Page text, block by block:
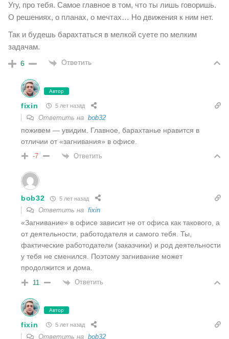
Угу, про тебя. Самое главное в том, что ты лишь говоришь.
О решениях, о планах, о мечтах… Но движения к ним нет.
Так и будешь барахтаться в мелкой суете по мелким
задачам.
6 Ответить
Автор
fixin 5 лет назад
Ответить на bob32
поживем — увидим. Главное, барахтанье нравится в
отличии от «загнивания» в офисе.
-7 Ответить
bob32 5 лет назад
Ответить на fixin
«Загнивание» в офисе зависит не от офиса как такового, а
от деятельности, работодателя и самого тебя. Ты,
фактические работодатели (заказчики) и род деятельности
у тебя не сменился. Поэтому загнивание может
продолжится и дома.
11 Ответить
Автор
fixin 5 лет назад
Ответить на bob32